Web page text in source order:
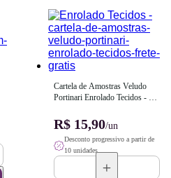
Cartela de Amostras Veludo
Portinari Enrolado Tecidos -
R$ 15,90/un
Desconto progressivo a partir de
10 unidades